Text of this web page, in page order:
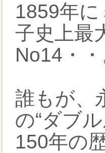
1859年
子史上最
No14・・
誰もが、
の“ダブ
150年の